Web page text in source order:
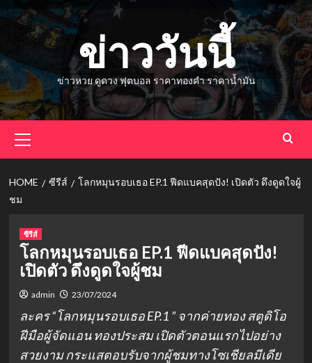
Skip
ข่าววันนี้
ข่าวหวย ดูดวง ฟุตบอล ราคาทองคำ ราคาน้ำมัน
Menu
HOME ซีรีส์
โลกหมุนรอบเธอ EP.1 ฟีดแบคสุดปัง! เปิดตัว ดึงดูดใจผู้
ชม
ซีรีส์
โลกหมุนรอบเธอ EP.1 ฟีดแบคสุดปัง!
เปิดตัว ดึงดูดใจผู้ชม
admin 23/07/2024
ละคร “โลกหมุนรอบเธอ EP.1 ” จากค่ายทอง สตูดิโอ
ฝีมือผู้จัดแอน ทองประสม เปิดตัวตอนแรกไปอย่าง
สวยงาม กระแสตอบรับจากผู้ชมทางโซเชียลมีเดีย